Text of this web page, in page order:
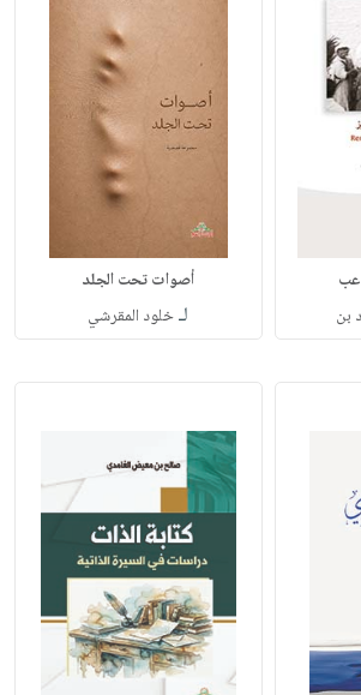
عب
بن
أصوات تحت الجلد
لـخلود المقرشي